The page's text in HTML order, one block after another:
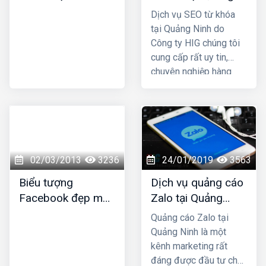
vĩnh viễn cho quý
khách.
Ninh
Dịch vụ SEO từ khóa
tại Quảng Ninh do
Công ty HIG chúng tôi
cung cấp rất uy tin,
chuyên nghiệp hàng
nhiều năm kinh nghiệm
trong lĩnh vực SEO top
Google và đã mang lại
thành công cho rất
nhiều khách hàng trên
khắp Việt Nam.
02/03/2013 3236
Biểu tượng
Facebook đẹp mới
24/01/2019 3563
Dịch vụ quảng cáo
Zalo tại Quảng
Ninh uy tín và giá
rẻ nhất
Quảng cáo Zalo tại
Quảng Ninh là một
kênh marketing rất
đáng được đầu tư cho